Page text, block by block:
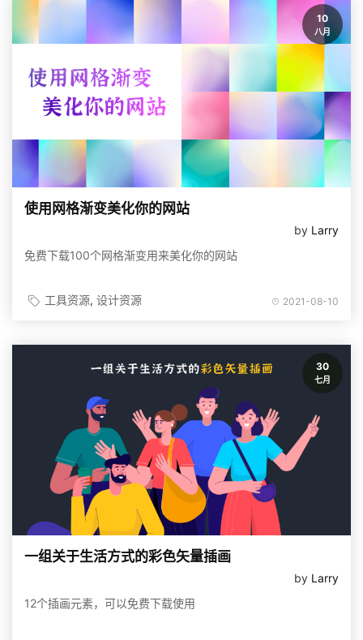
10
八月
使用网格渐变美化你的网站
by Larry
免费下载100个网格渐变用来美化你的网站
工具资源 设计资源 2021-08-10
30
七月
一组关于生活方式的彩色矢量插画
by Larry
12个插画元素，可以免费下载使用